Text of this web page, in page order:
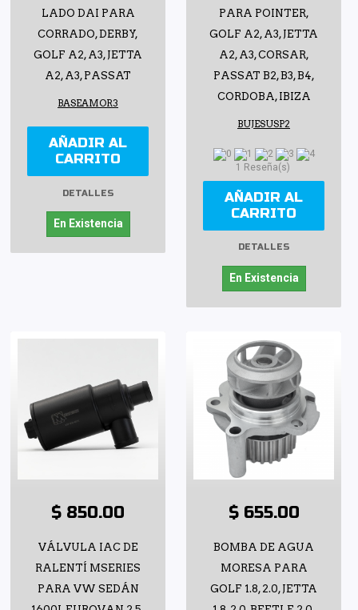
LADO DAI PARA
CORRADO, DERBY,
GOLF A2, A3, JETTA
A2, A3, PASSAT
BASEAMOR3
AÑADIR AL
CARRITO
DETALLES
En Existencia
PARA POINTER,
GOLF A2, A3, JETTA
A2, A3, CORSAR,
PASSAT B2, B3, B4,
CORDOBA, IBIZA
BUJESUSP2
1 Reseña(s)
AÑADIR AL
CARRITO
DETALLES
En Existencia
$ 850.00
VÁLVULA IAC DE
RALENTÍ MSERIES
PARA VW SEDÁN
$ 655.00
BOMBA DE AGUA
MORESA PARA
GOLF 1.8, 2.0, JETTA